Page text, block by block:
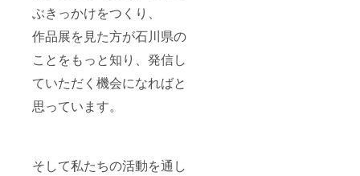
ぶきっかけをつくり、
作品展を見た方が石川県の
ことをもっと知り、発信し
ていただく機会になればと
思っています。
そして私たちの活動を通し